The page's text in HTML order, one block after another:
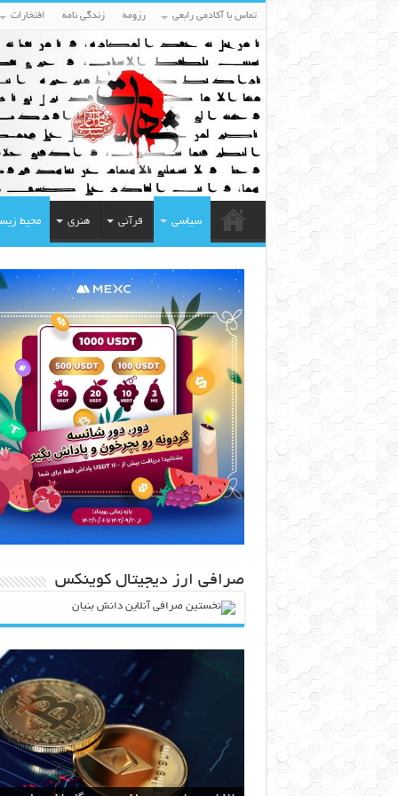
تماس با آکادمی رابعی رزومه زندگی نامه افتخارات
سیاسی قرآنی هنری محیط
صرافی ارز دیجیتال کوینکس